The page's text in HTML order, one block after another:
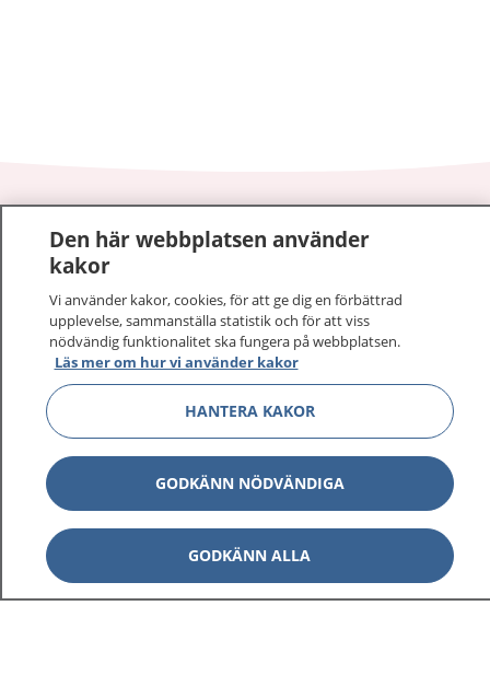
På 1177.se får du råd om hälsa och information om
sjukdomar och vilka mottagningar du kan kontakta.
Logga in för att läsa din journal och göra dina
vårdärenden. Ring telefonnummer 1177 för
sjukvårdsrådgivning dygnet runt.
1177 ger dig råd när du vill må bättre.
1177 på flera språk Visa
Visa
Den här webbplatsen använder
kakor
Vi använder kakor, cookies, för att ge dig en förbättrad
upplevelse, sammanställa statistik och för att viss
nödvändig funktionalitet ska fungera på webbplatsen.
Läs mer om hur vi använder kakor
HANTERA KAKOR
GODKÄNN NÖDVÄNDIGA
GODKÄNN ALLA